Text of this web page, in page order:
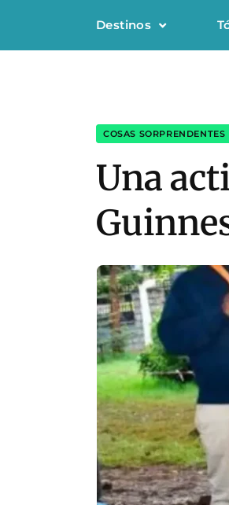
Destinos
COSAS SORPRENDENTES
Una